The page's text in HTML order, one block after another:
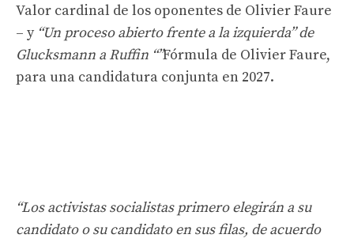
Valor cardinal de los oponentes de Olivier Faure
– y “Un proceso abierto frente a la izquierda” de
Glucksmann a Ruffin “”Fórmula de Olivier Faure,
para una candidatura conjunta en 2027.
“Los activistas socialistas primero elegirán a su
candidato o su candidato en sus filas, de acuerdo